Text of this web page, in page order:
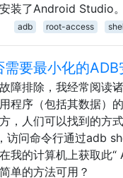
装了Android Studio
adb root-access
需要最小化的ADB
障排除，我经常阅读
程序（包括其数据）
，人们可以找到的方
访问命令行通过adb
我的计算机上获取此
单的方法可用？